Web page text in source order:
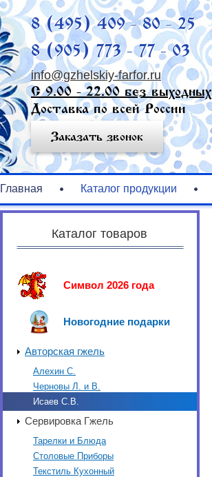
8 (495) 409 - 80 - 25
8 (905) 773 - 77 - 03
info@gzhelskiy-farfor.ru
С 9.00 - 22.00 без выходных
Доставка по всей России
Заказать звонок
Главная Каталог продукции
Каталог товаров
Символ 2026 года
Новогодние подарки
Авторская гжель
Алехин С.
Черновы Л. и В.
Исаев С.В.
Сервировка Гжель
Тарелки и Блюда
Столовые Приборы
Текстиль Кухонный